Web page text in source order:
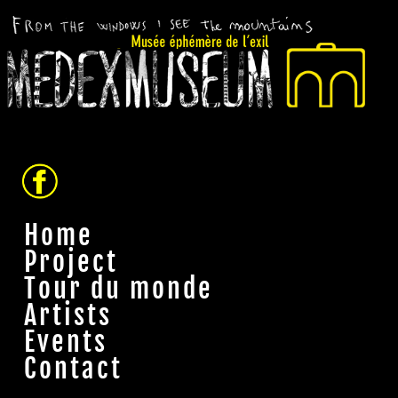
Home
Project
Tour du monde
Artists
Events
Contact